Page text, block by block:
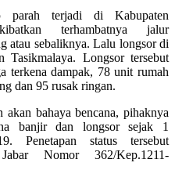
parah terjadi di Kabupaten
terhambatnya jalur
atau sebaliknya. Lalu longsor di
Tasikmalaya. Longsor tersebut
terkena dampak, 78 unit rumah
dan 95 rusak ringan.
akan bahaya bencana, pihaknya
banjir dan longsor sejak 1
Penetapan status tersebut
Nomor 362/Kep.1211-